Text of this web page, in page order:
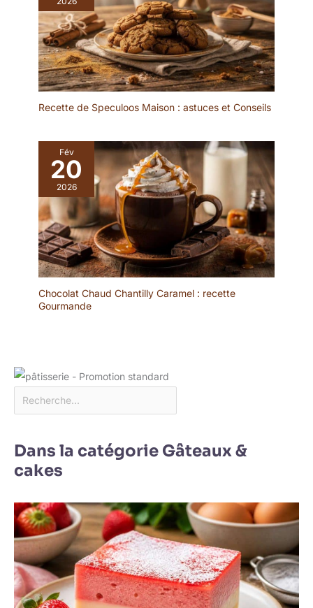
ergonomique et un
rebord étroit. Les rebords
empêchent les
déversements, gardent le
comptoir et la table
propres. Cadeau idéal
pour la fête des mères, la
fête des pères
protège la vaisselle en
toute sécurité pendant le
transport. Nous vous
offrirons un
remplacement gratuit si
les assiettes
rectangulaires arrivent
cassés
collations et des
pâtisseries. Bon pour le
brunch, le dîner, la fête, le
mariage et bien d'autres
occasions DESIGN:
L'ensemble d'assiettes
avec une forme
ergonomique et un
rebord étroit. Les rebords
empêchent les
déversements, gardent le
comptoir et la table
propres. Cadeau idéal
pour la fête des mères, la
fête des pères
EMBALLAGE: Un
emballage bien conçu
protège la vaisselle en
cassés
Recette de Speculoos Maison : astuces et Conseils
Fév
20
2026
Chocolat Chaud Chantilly Caramel : recette
Gourmande
Dans la catégorie Gâteaux &
cakes